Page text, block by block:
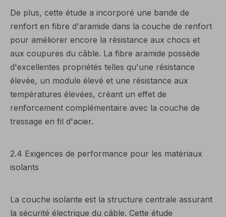
De plus, cette étude a incorporé une bande de
renfort en fibre d'aramide dans la couche de renfort
pour améliorer encore la résistance aux chocs et
aux coupures du câble. La fibre aramide possède
d'excellentes propriétés telles qu'une résistance
élevée, un module élevé et une résistance aux
températures élevées, créant un effet de
renforcement complémentaire avec la couche de
tressage en fil d'acier.
2.4 Exigences de performance pour les matériaux
isolants
La couche isolante est la structure centrale assurant
la sécurité électrique du câble. Cette étude